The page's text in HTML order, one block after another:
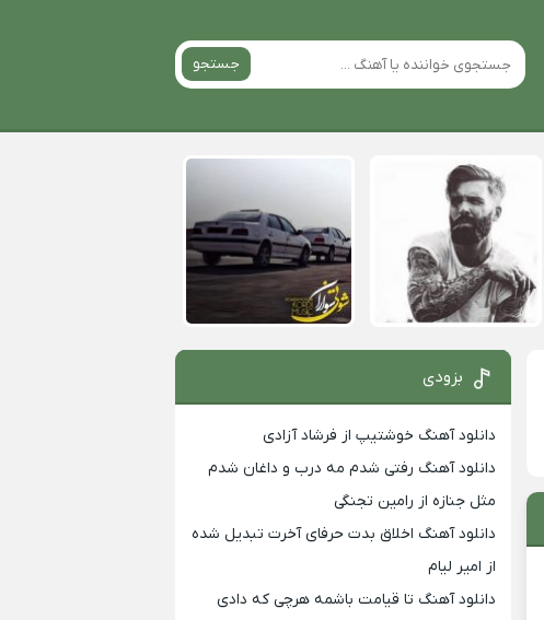
جستجو
بزودی
دانلود آهنگ خوشتیپ از فرشاد آزادی
دانلود آهنگ رفتی شدم مه درب و داغان شدم
مثل جنازه از رامین تجنگی
دانلود آهنگ اخلاق بدت حرفای آخرت تبدیل شده
از امیر لیام
دانلود آهنگ تا قیامت باشمه هرچی که دادی